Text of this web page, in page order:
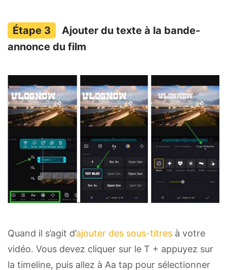
Ajouter du texte à la bande-
annonce du film
Quand il s’agit d’ajouter des sous-titres à votre
vidéo. Vous devez cliquer sur le T + appuyez sur
la timeline, puis allez à Aa tap pour sélectionner